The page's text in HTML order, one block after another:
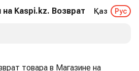
Kaspi.kz. Возврат Қаз Рус
товара в Магазине на